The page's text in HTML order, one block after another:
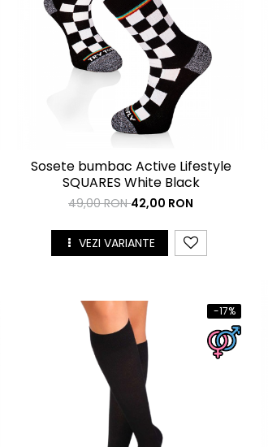
Sosete bumbac Active Lifestyle
SQUARES White Black
49,00 RON42,00 RON
VEZI VARIANTE
-17%